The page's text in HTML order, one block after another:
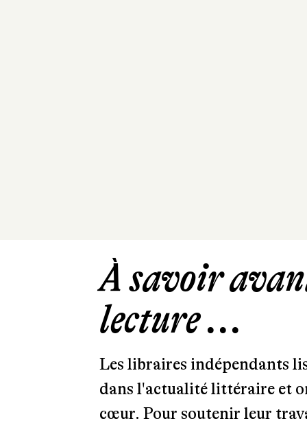
À savoir
lecture ...
Les libraires indépendants
dans l'actualité littéraire et
cœur. Pour soutenir leur